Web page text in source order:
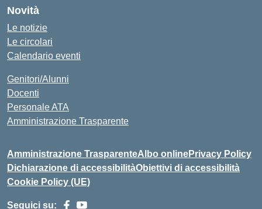
Novità
Le notizie
Le circolari
Calendario eventi
Genitori/Alunni
Docenti
Personale ATA
Amministrazione Trasparente
Amministrazione TrasparenteAlbo onlinePrivacy Policy
Dichiarazione di accessibilitàObiettivi di accessibilità
Cookie Policy (UE)
Seguici su: